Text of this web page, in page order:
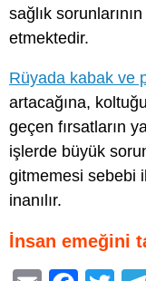
sağlık
etmektedir.
Rüyada kabak ve
artacağına,
geçen fırsatların
işlerde büyük
gitmemesi sebebi
inanılır.
İnsan emeğini